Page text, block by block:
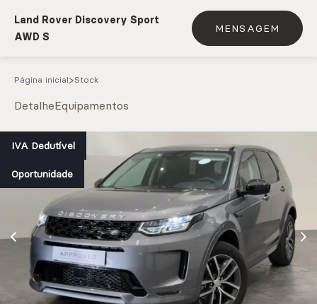
Land Rover Discovery Sport
AWD S
MENSAGEM
Página inicial Stock
DetalheEquipamentos
IVA Dedutível
Oportunidade
e.g. Mercedes-Benz; BMW; Ford
Stock
CARREGAR MAIS